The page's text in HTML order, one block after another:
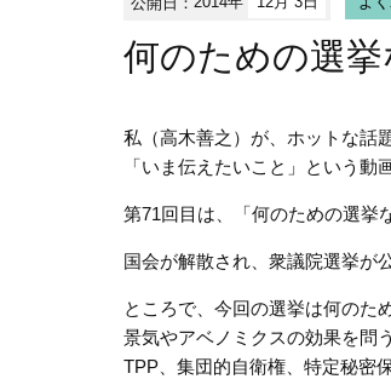
何のための選挙
私（高木善之）が、ホットな話
「いま伝えたいこと」という動
第71回目は、「何のための選挙
国会が解散され、衆議院選挙が
ところで、今回の選挙は何のた
景気やアベノミクスの効果を問
TPP、集団的自衛権、特定秘密